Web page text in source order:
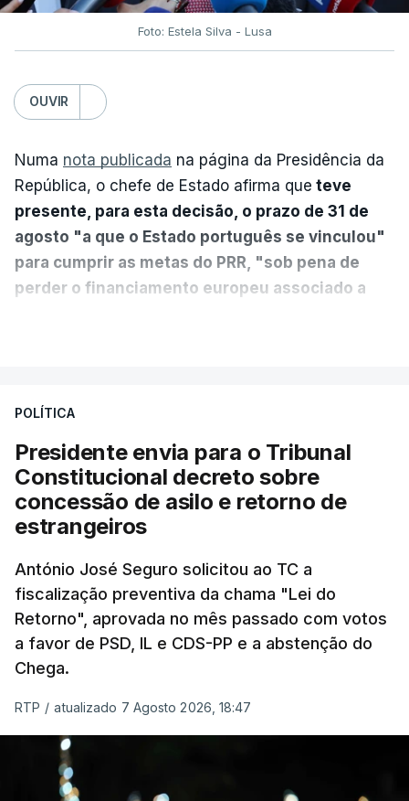
Foto: Estela Silva - Lusa
OUVIR
Numa nota publicada na página da Presidência da
República, o chefe de Estado afirma que teve
presente, para esta decisão, o prazo de 31 de
agosto "a que o Estado português se vinculou"
para cumprir as metas do PRR, "sob pena de
perder o financiamento europeu associado a
sistema mais simples, mais justo e transparente".
"Sempre que seja possível reduzir burocracias,
eliminar sobreposições e garantir que os apoios
chegam a quem mais necessita, estaremos a dar
um passo na direção certa", argumenta o
Presidente da República.
Assegurar que "ninguém é
prejudicado"
O Preisdente deixa, no entanto, deixa alguns
avisos:uma reforma desta dimensão "deve ter
como primeiro critério a proteção das pessoas"
POLÍTICA
Presidente envia para o Tribunal
Constitucional decreto sobre
concessão de asilo e retorno de
estrangeiros
António José Seguro solicitou ao TC a
fiscalização preventiva da chama "Lei do
Retorno", aprovada no mês passado com votos
a favor de PSD, IL e CDS-PP e a abstenção do
Chega.
RTP / atualizado 7 Agosto 2026, 18:47